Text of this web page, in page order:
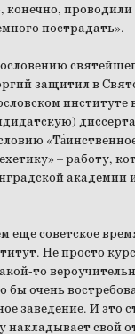
конечно, проводили
пострадать».
защитил в
институте
– работу,
академии
еще советское
Не просто
то
бы очень
заведение. И это
накладывает свой